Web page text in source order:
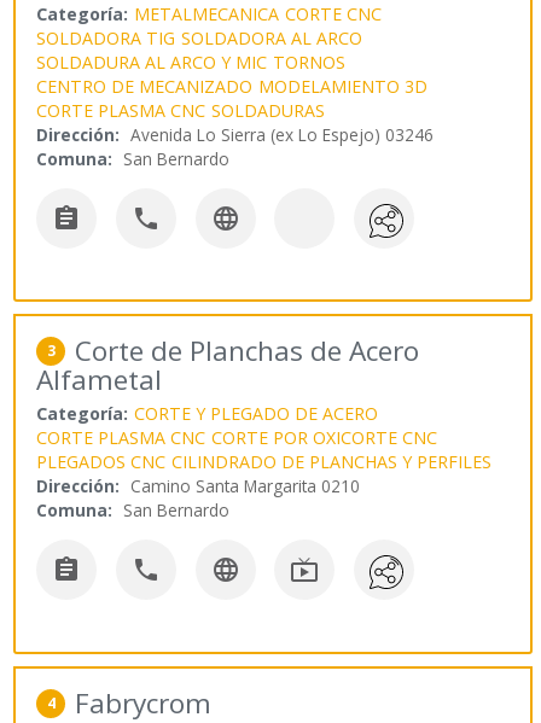
Categoría: METALMECANICA CORTE CNC
SOLDADORA TIG SOLDADORA AL ARCO
SOLDADURA AL ARCO Y MIC TORNOS
CENTRO DE MECANIZADO MODELAMIENTO 3D
CORTE PLASMA CNC SOLDADURAS
Dirección: Avenida Lo Sierra (ex Lo Espejo) 03246
Comuna: San Bernardo
  
3 Corte de Planchas de Acero
Alfametal
Categoría: CORTE Y PLEGADO DE ACERO
CORTE PLASMA CNC CORTE POR OXICORTE CNC
PLEGADOS CNC CILINDRADO DE PLANCHAS Y PERFILES
Dirección: Camino Santa Margarita 0210
Comuna: San Bernardo
   
4 Fabrycrom